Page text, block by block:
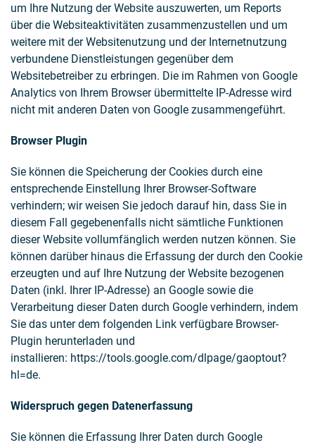
um Ihre Nutzung der Website auszuwerten, um Reports
über die Websiteaktivitäten zusammenzustellen und um
weitere mit der Websitenutzung und der Internetnutzung
verbundene Dienstleistungen gegenüber dem
Websitebetreiber zu erbringen. Die im Rahmen von Google
Analytics von Ihrem Browser übermittelte IP-Adresse wird
nicht mit anderen Daten von Google zusammengeführt.
Browser Plugin
Sie können die Speicherung der Cookies durch eine
entsprechende Einstellung Ihrer Browser-Software
verhindern; wir weisen Sie jedoch darauf hin, dass Sie in
diesem Fall gegebenenfalls nicht sämtliche Funktionen
dieser Website vollumfänglich werden nutzen können. Sie
können darüber hinaus die Erfassung der durch den Cookie
erzeugten und auf Ihre Nutzung der Website bezogenen
Daten (inkl. Ihrer IP-Adresse) an Google sowie die
Verarbeitung dieser Daten durch Google verhindern, indem
Sie das unter dem folgenden Link verfügbare Browser-
Plugin herunterladen und
installieren: https://tools.google.com/dlpage/gaoptout?
hl=de.
Widerspruch gegen Datenerfassung
Sie können die Erfassung Ihrer Daten durch Google